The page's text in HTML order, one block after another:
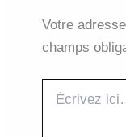
Votre
champs
ici…